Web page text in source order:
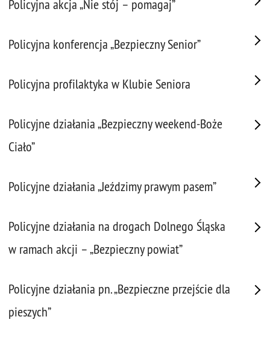
Policyjna akcja „Nie stój – pomagaj”
Policyjna konferencja „Bezpieczny Senior”
Policyjna profilaktyka w Klubie Seniora
Policyjne działania „Bezpieczny weekend-Boże
Ciało”
Policyjne działania „Jeździmy prawym pasem”
Policyjne działania na drogach Dolnego Śląska
w ramach akcji – „Bezpieczny powiat”
Policyjne działania pn. „Bezpieczne przejście dla
pieszych”